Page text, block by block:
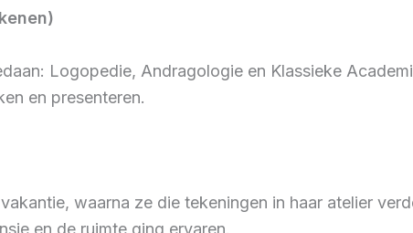
Logopedie, Andragologie en Klassieke
en presenteren.
waarna ze die tekeningen in haar atelier